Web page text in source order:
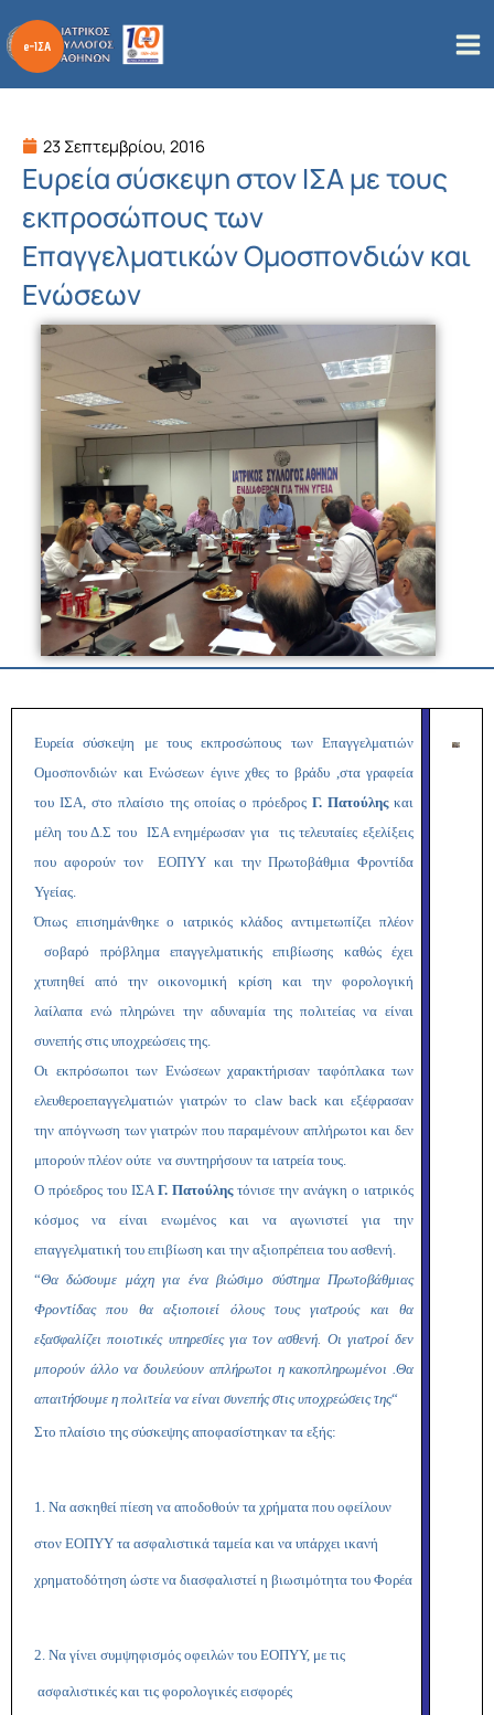
στο
περιεχόμενο
23 Σεπτεμβρίου, 2016
Ευρεία σύσκεψη στον ΙΣΑ με τους
εκπροσώπους των
Επαγγελματικών Ομοσπονδιών και
Ενώσεων
Ευρεία σύσκεψη με τους εκπροσώπους των Επαγγελματιών
Ομοσπονδιών και Ενώσεων έγινε χθες το βράδυ ,στα γραφεία
του ΙΣΑ, στο πλαίσιο της οποίας ο πρόεδροςΓ. Πατούληςκαι
μέλη του Δ.Σ του ΙΣΑ ενημέρωσαν για τις τελευταίες εξελίξεις
που αφορούν τον ΕΟΠΥΥ και την Πρωτοβάθμια Φροντίδα
Υγείας.
Όπως επισημάνθηκε ο ιατρικός κλάδος αντιμετωπίζει πλέον
σοβαρό πρόβλημα επαγγελματικής επιβίωσης καθώς έχει
χτυπηθεί από την οικονομική κρίση και την φορολογική
λαίλαπα ενώ πληρώνει την αδυναμία της πολιτείας να είναι
συνεπής στις υποχρεώσεις της.
Οι εκπρόσωποι των Ενώσεων χαρακτήρισαν ταφόπλακα των
ελευθεροεπαγγελματιών γιατρών το claw back και εξέφρασαν
την απόγνωση των γιατρών που παραμένουν απλήρωτοι και δεν
μπορούν πλέον ούτε να συντηρήσουν τα ιατρεία τους.
Ο πρόεδρος του ΙΣΑ Γ. Πατούληςτόνισε την ανάγκη ο ιατρικός
κόσμος να είναι ενωμένος και να αγωνιστεί για την
επαγγελματική του επιβίωση και την αξιοπρέπεια του ασθενή.
“Θα δώσουμε μάχη για ένα βιώσιμο σύστημα Πρωτοβάθμιας
Φροντίδας που θα αξιοποιεί όλους τους γιατρούς και θα
εξασφαλίζει ποιοτικές υπηρεσίες για τον ασθενή. Οι γιατροί δεν
μπορούν άλλο να δουλεύουν απλήρωτοι η κακοπληρωμένοι .Θα
απαιτήσουμε η πολιτεία να είναι συνεπής στις υποχρεώσεις της“
Στο πλαίσιο της σύσκεψης αποφασίστηκαν τα εξής:
1. Να ασκηθεί πίεση να αποδοθούν τα χρήματα που οφείλουν
στον ΕΟΠΥΥ τα ασφαλιστικά ταμεία και να υπάρχει ικανή
χρηματοδότηση ώστε να διασφαλιστεί η βιωσιμότητα του Φορέα
2. Να γίνει συμψηφισμός οφειλών του ΕΟΠΥΥ, με τις
ασφαλιστικές και τις φορολογικές εισφορές